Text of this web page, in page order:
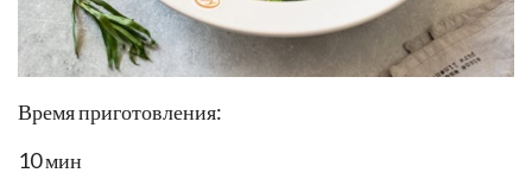
Время приготовления:
10 мин